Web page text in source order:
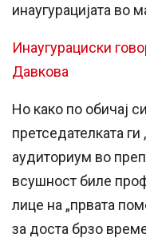
инаугурацијата во
Инаугурациски
Давкова
Но како по обичај
претседателката ги
аудиториум во
всушност биле
лице на „првата
за доста брзо